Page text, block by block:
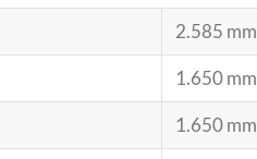
2.585 mm
1.650 mm
1.650 mm